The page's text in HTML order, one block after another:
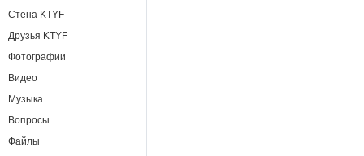
Стена KTYF
Друзья KTYF
Фотографии
Видео
Музыка
Вопросы
Файлы